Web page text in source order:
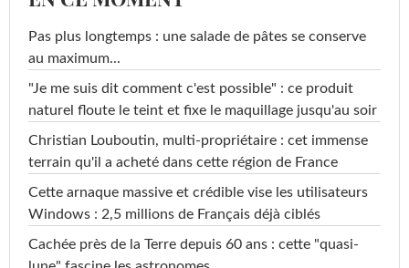
Pas plus longtemps : une salade de pâtes se conserve
au maximum...
"Je me suis dit comment c'est possible" : ce produit
naturel floute le teint et fixe le maquillage jusqu'au soir
Christian Louboutin, multi-propriétaire : cet immense
terrain qu'il a acheté dans cette région de France
Cette arnaque massive et crédible vise les utilisateurs
Windows : 2,5 millions de Français déjà ciblés
Cachée près de la Terre depuis 60 ans : cette "quasi-